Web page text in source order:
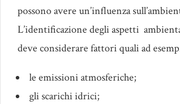
possono avere un’influenza
L’identificazione degli aspetti
deve considerare fattori quali ad
le emissioni atmosferiche;
gli scarichi idrici;